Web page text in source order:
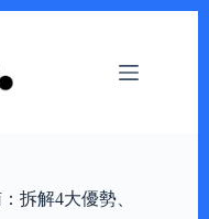
拆解4大優勢、